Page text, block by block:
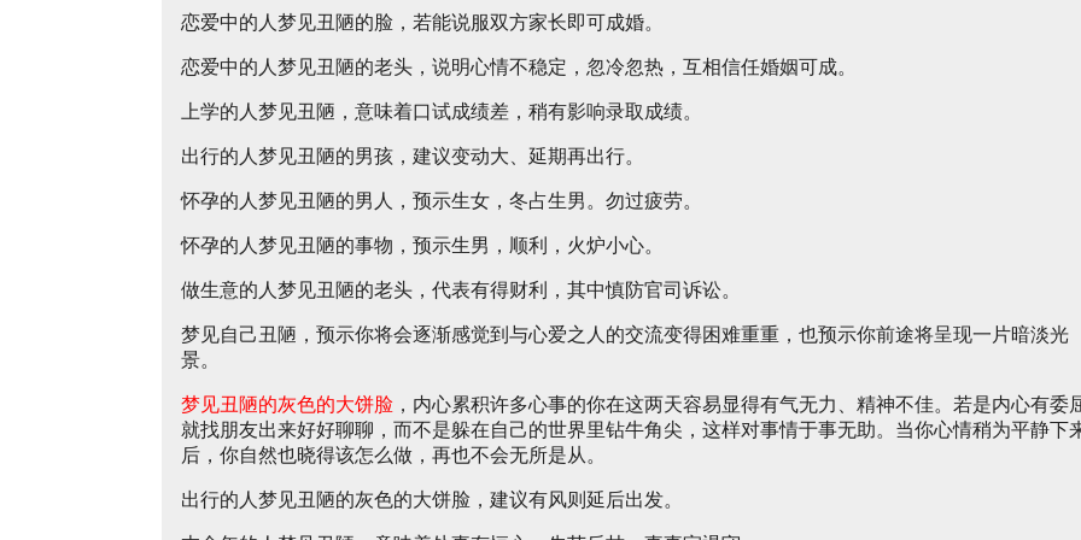
恋爱中的人梦见丑陋的脸，若能说服双方家长即可成婚。
恋爱中的人梦见丑陋的老头，说明心情不稳定，忽冷忽热，互相信任婚姻可成。
上学的人梦见丑陋，意味着口试成绩差，稍有影响录取成绩。
出行的人梦见丑陋的男孩，建议变动大、延期再出行。
怀孕的人梦见丑陋的男人，预示生女，冬占生男。勿过疲劳。
怀孕的人梦见丑陋的事物，预示生男，顺利，火炉小心。
做生意的人梦见丑陋的老头，代表有得财利，其中慎防官司诉讼。
梦见自己丑陋，预示你将会逐渐感觉到与心爱之人的交流变得困难重重，也预示你前途将呈现一片暗淡光
景。
梦见丑陋的灰色的大饼脸 ，内心累积许多心事的你在这两天容易显得有气无力、精神不佳。若是内心有委
就找朋友出来好好聊聊，而不是躲在自己的世界里钻牛角尖，这样对事情于事无助。当你心情稍为平静下
后，你自然也晓得该怎么做，再也不会无所是从。
出行的人梦见丑陋的灰色的大饼脸，建议有风则延后出发。